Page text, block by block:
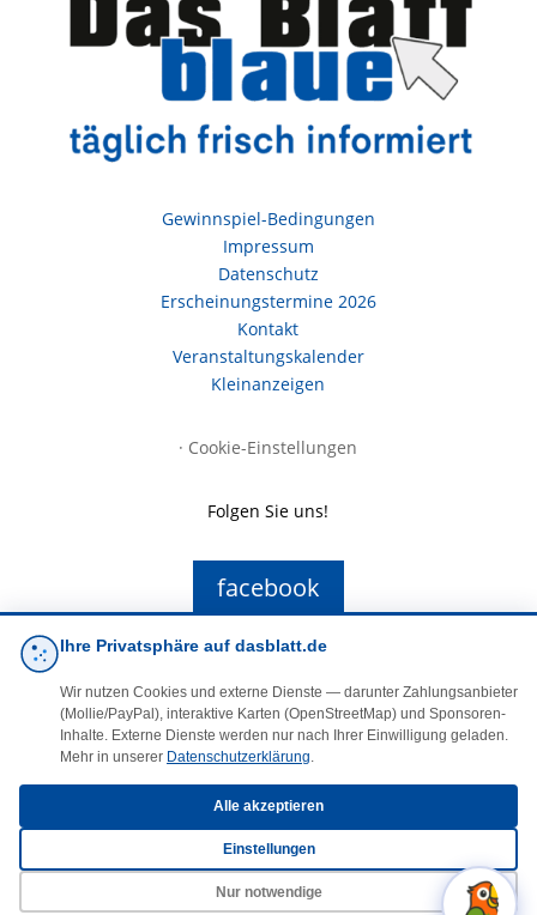
Gewinnspiel-Bedingungen
Impressum
Datenschutz
Erscheinungstermine 2026
Kontakt
Veranstaltungskalender
Kleinanzeigen
· Cookie-Einstellungen
Folgen Sie uns!
facebook
E-Mail
© 2025 DasBlaueBlatt | InSign – A. + D. Klee GbR
Ihre Privatsphäre auf dasblatt.de
Wir nutzen Cookies und externe Dienste — darunter Zahlungsanbieter
(Mollie/PayPal), interaktive Karten (OpenStreetMap) und Sponsoren-
Inhalte. Externe Dienste werden nur nach Ihrer Einwilligung geladen.
Mehr in unserer Datenschutzerklärung.
Alle akzeptieren
Einstellungen
Nur notwendige